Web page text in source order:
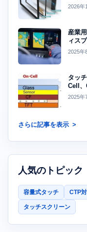
2026年
産業
ィス
2025年
タッ
Cell
2025年
さらに記事を表示
人気のトピック
容量式タッチ CTP
タッチスクリーン